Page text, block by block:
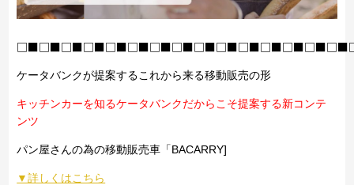
ケータバンクが提案するこれから来る移動販売の形
キッチンカーを知るケータバンクだからこそ提案する新コンテ
ンツ
パン屋さんの為の移動販売車「BACARRY]
▼詳しくはこちら